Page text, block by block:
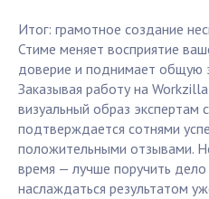
Итог: грамотное создание
Стиме меняет восприятие
доверие и поднимает общую
Заказывая работу на
визуальный образ
подтверждается сотнями
положительными отзывами.
время — лучше поручить
наслаждаться результатом